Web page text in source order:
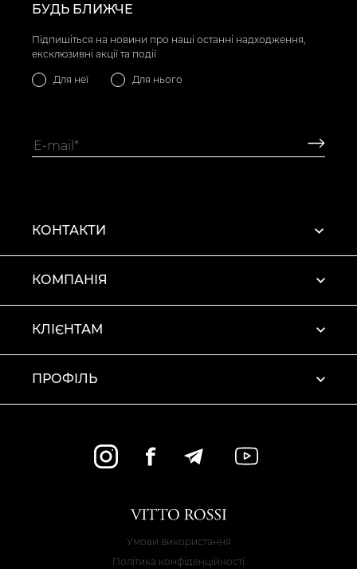
БУДЬ БЛИЖЧЕ
Підпишіться на новини про наші останні надходження,
ексклюзивні акції та події
Для неї Для нього
КОНТАКТИ
КОМПАНІЯ
КЛІЄНТАМ
ПРОФІЛЬ
Умови використання
Політика конфіденційності